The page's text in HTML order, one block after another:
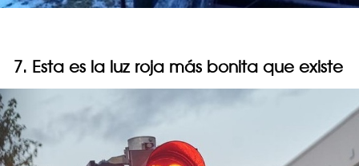
7. Esta es la luz roja más bonita que existe